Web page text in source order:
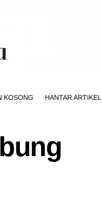
KOSONG HANTAR ARTIKEL